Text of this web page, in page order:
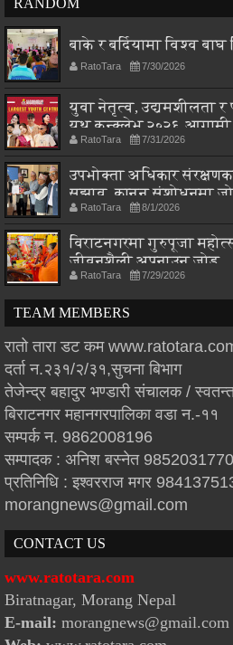
बाके र बर्दियामा विश्व
RatoTara 7/30/2026
युवा नेतृत्व, उद्यमशीलता र
युथ कन्क्लेभ २०२६ आगामी
RatoTara 7/31/2026
उपभोक्ता अधिकार
सुझाव, कानुन संशोधनमा
RatoTara 8/1/2026
विराटनगरमा गुरुपूजा
जीवनशैली अपनाउन जोड
RatoTara 7/29/2026
TEAM MEMBERS
रातो तारा डट कम
दर्ता न.२३१/२/३१,सुचना बिभाग
तेजेन्द्र बहादुर भण्डारी संचालक /
बिराटनगर महानगरपालिका वडा न.-११
सम्पर्क न. 9862008196
सम्पादक : अनिश बस्नेत 9852031770
प्रतिनिधि : इश्वरराज मगर
morangnews@gmail.com
CONTACT US
www.ratotara.com
Biratnagar, Morang Nepal
E-mail: morangnews@gmail.com